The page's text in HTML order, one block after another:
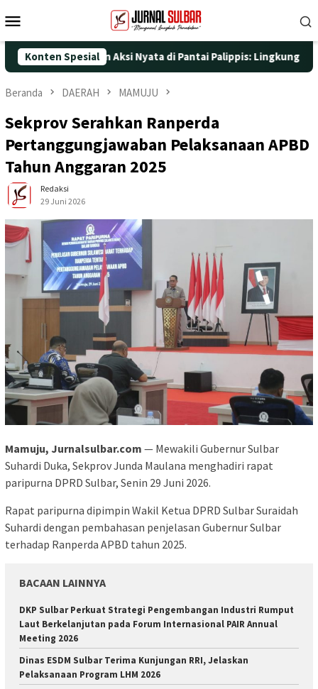
ke
Mobile
Konten Spesial
25 dengan Aksi Nyata di Pantai Palippis: Lingkungan dan
Beranda DAERAH MAMUJU
Sekprov Serahkan Ranperda
Pertanggungjawaban Pelaksanaan APBD
Tahun Anggaran 2025
Redaksi
29 Juni 2026
Mamuju, Jurnalsulbar.com — Mewakili Gubernur Sulbar
Suhardi Duka, Sekprov Junda Maulana menghadiri rapat
paripurna DPRD Sulbar, Senin 29 Juni 2026.
Rapat paripurna dipimpin Wakil Ketua DPRD Sulbar Suraidah
Suhardi dengan pembahasan penjelasan Gubernur Sulbar
terhadap Ranperda APBD tahun 2025.
BACAAN LAINNYA
DKP Sulbar Perkuat Strategi Pengembangan Industri Rumput
Laut Berkelanjutan pada Forum Internasional PAIR Annual
Meeting 2026
Dinas ESDM Sulbar Terima Kunjungan RRI, Jelaskan
Pelaksanaan Program LHM 2026